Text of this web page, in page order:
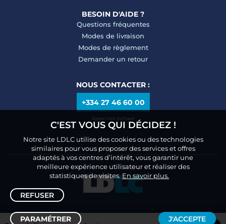
BESOIN D'AIDE ?
Questions fréquentes
Modes de livraison
Modes de règlement
Demander un retour
NOUS CONTACTER :
+334 27 46 60 00
Appel non surtaxé
C'EST VOUS QUI DÉCIDEZ !
Notre site LDLC utilise des cookies ou des technologies
similaires pour vous proposer des services et offres
adaptés à vos centres d’intérêt, vous garantir une
meilleure expérience utilisateur et réaliser des
statistiques de visites.En savoir plus.
REFUSER
PARAMÉTRER J'ACCEPTE